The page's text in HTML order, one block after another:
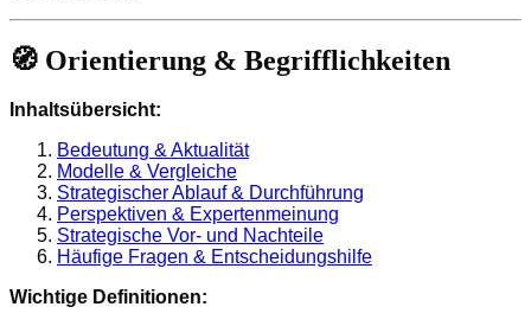
🧭 Orientierung & Begrifflichkeiten
Inhaltsübersicht:
Bedeutung & Aktualität
Modelle & Vergleiche
Strategischer Ablauf & Durchführung
Perspektiven & Expertenmeinung
Strategische Vor- und Nachteile
Häufige Fragen & Entscheidungshilfe
Wichtige Definitionen: